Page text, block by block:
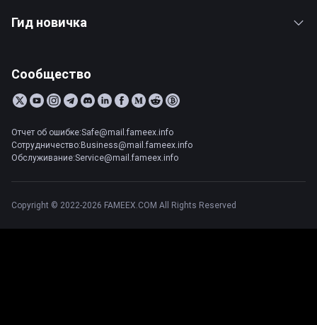
Гид новичка
Сообщество
Отчет об ошибке:Safe@mail.fameex.info
Сотрудничество:Business@mail.fameex.info
Обслуживание:Service@mail.fameex.info
Copyright © 2022-2026 FAMEEX.COM All Rights Reserved